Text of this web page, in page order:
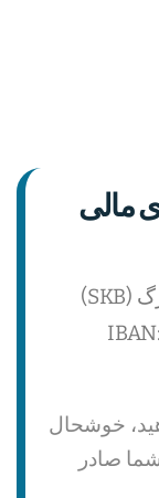
مالی
خوشحال
صادر